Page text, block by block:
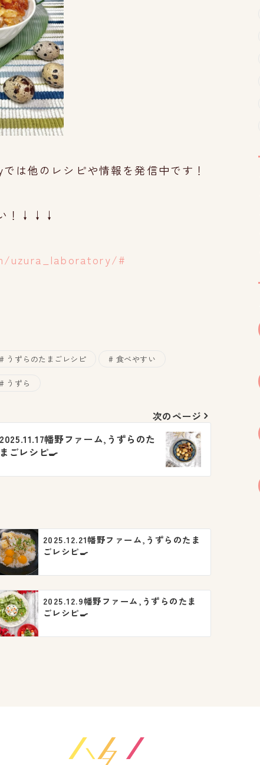
他のレシピや情報を発信中です！
い！↓↓↓
uzura_laboratory/#
うずらのたまごレシピ 食べやすい
うずら
次のページ
2025.11.17幡野ファーム,うずらのた
まごレシピ🍳
2025.12.21幡野ファーム,うずらのたま
ごレシピ🍳
2025.12.9幡野ファーム,うずらのたま
ごレシピ🍳